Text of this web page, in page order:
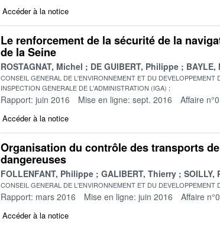
Accéder à la notice
Le renforcement de la sécurité de la
de la Seine
ROSTAGNAT, Michel DE GUIBERT, Philippe BAYLE,
CONSEIL GENERAL DE L'ENVIRONNEMENT ET DU DEVELOPPEMENT
INSPECTION GENERALE DE L'ADMINISTRATION (IGA)
Rapport: juin 2016 Mise en ligne: sept. 2016 Affaire
Accéder à la notice
Organisation du contrôle des transports
dangereuses
FOLLENFANT, Philippe GALIBERT, Thierry SOILLY,
CONSEIL GENERAL DE L'ENVIRONNEMENT ET DU DEVELOPPEMENT
Rapport: mars 2016 Mise en ligne: juin 2016 Affaire
Accéder à la notice